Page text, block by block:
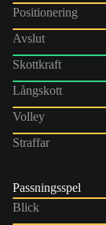
Positionering
Avslut
Skottkraft
Långskott
Volley
Straffar
Passningsspel
Blick